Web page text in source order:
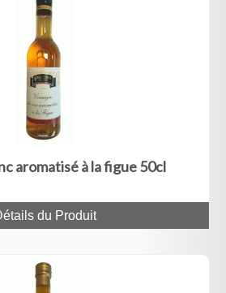
aromatisé à la figue 50cl
du Produit